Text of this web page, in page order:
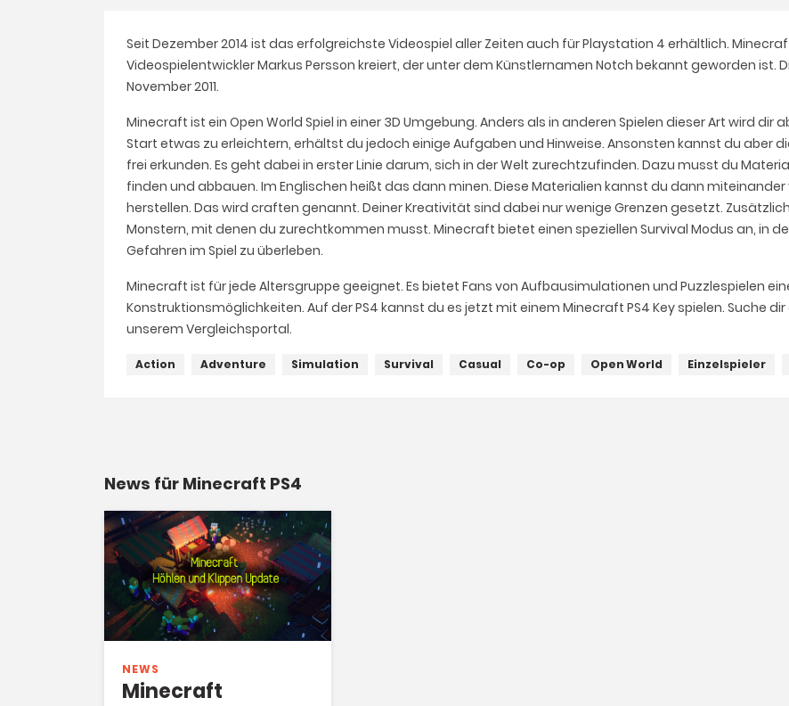
Seit Dezember 2014 ist das erfolgreichste Videospiel aller Zeiten auch für Playstation 4 erhältlich.
Videospielentwickler Markus Persson kreiert, der unter dem Künstlernamen Notch bekannt geworden ist.
November 2011.
Minecraft ist ein Open World Spiel in einer 3D Umgebung. Anders als in anderen Spielen dieser Art wird dir
Start etwas zu erleichtern, erhältst du jedoch einige Aufgaben und Hinweise. Ansonsten kannst du aber
frei erkunden. Es geht dabei in erster Linie darum, sich in der Welt zurechtzufinden. Dazu musst du
finden und abbauen. Im Englischen heißt das dann minen. Diese Materialien kannst du dann
herstellen. Das wird craften genannt. Deiner Kreativität sind dabei nur wenige Grenzen gesetzt.
Monstern, mit denen du zurechtkommen musst. Minecraft bietet einen speziellen Survival Modus an, in
Gefahren im Spiel zu überleben.
Minecraft ist für jede Altersgruppe geeignet. Es bietet Fans von Aufbausimulationen und Puzzlespielen
Konstruktionsmöglichkeiten. Auf der PS4 kannst du es jetzt mit einem Minecraft PS4 Key spielen. Suche
unserem Vergleichsportal.
Action Adventure Simulation Survival Casual Co-op Open World Einzelspieler
News für Minecraft PS4
NEWS
Minecraft